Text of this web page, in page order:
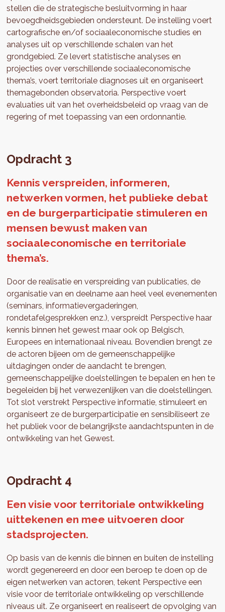
stellen die de strategische besluitvorming in haar
bevoegdheidsgebieden ondersteunt. De instelling voert
cartografische en/of sociaaleconomische studies en
analyses uit op verschillende schalen van het
grondgebied. Ze levert statistische analyses en
projecties over verschillende sociaaleconomische
thema’s, voert territoriale diagnoses uit en organiseert
themagebonden observatoria. Perspective voert
evaluaties uit van het overheidsbeleid op vraag van de
regering of met toepassing van een ordonnantie.
Opdracht 3
Kennis verspreiden, informeren,
netwerken vormen, het publieke debat
en de burgerparticipatie stimuleren en
mensen bewust maken van
sociaaleconomische en territoriale
thema’s.
Door de realisatie en verspreiding van publicaties, de
organisatie van en deelname aan heel veel evenementen
(seminars, informatievergaderingen,
rondetafelgesprekken enz.), verspreidt Perspective haar
kennis binnen het gewest maar ook op Belgisch,
Europees en internationaal niveau. Bovendien brengt ze
de actoren bijeen om de gemeenschappelijke
uitdagingen onder de aandacht te brengen,
gemeenschappelijke doelstellingen te bepalen en hen te
begeleiden bij het verwezenlijken van die doelstellingen.
Tot slot verstrekt Perspective informatie, stimuleert en
organiseert ze de burgerparticipatie en sensibiliseert ze
het publiek voor de belangrijkste aandachtspunten in de
ontwikkeling van het Gewest.
Opdracht 4
Een visie voor territoriale ontwikkeling
uittekenen en mee uitvoeren door
stadsprojecten.
Op basis van de kennis die binnen en buiten de instelling
wordt gegenereerd en door een beroep te doen op de
eigen netwerken van actoren, tekent Perspective een
visie voor de territoriale ontwikkeling op verschillende
niveaus uit. Ze organiseert en realiseert de opvolging van